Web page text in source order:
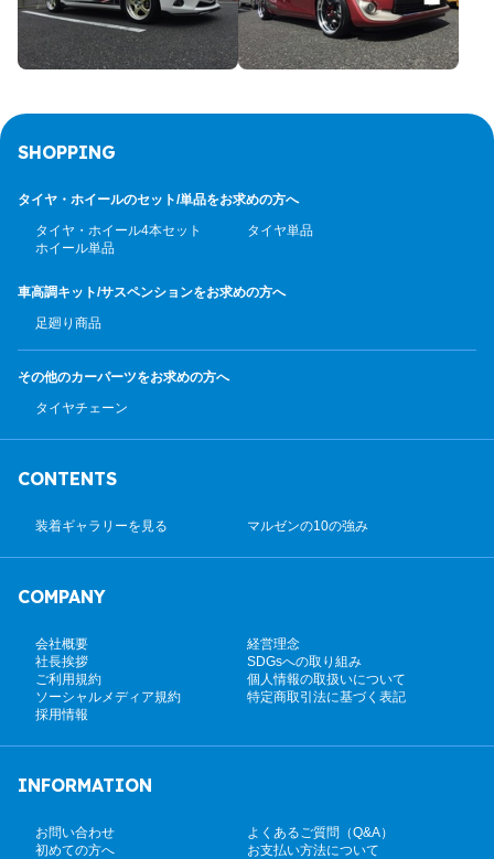
SHOPPING
タイヤ・ホイールのセット/単品をお求めの方へ
タイヤ・ホイール4本セット
タイヤ単品
ホイール単品
車高調キット/サスペンションをお求めの方へ
足廻り商品
その他のカーパーツをお求めの方へ
タイヤチェーン
CONTENTS
装着ギャラリーを見る マルゼンの10の強み
COMPANY
会社概要
経営理念
社長挨拶
SDGsへの取り組み
ご利用規約
個人情報の取扱いについて
ソーシャルメディア規約
特定商取引法に基づく表記
採用情報
INFORMATION
お問い合わせ
よくあるご質問（Q&A）
初めての方へ
お支払い方法について